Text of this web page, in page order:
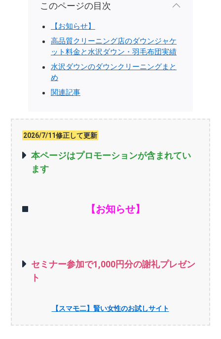
このページの目次
【お知らせ】
高品質クリーニング店のダウンジャケ
ット料金と水沢ダウン・羽毛布団実績
水沢ダウンのダウンクリーニングまと
め
関連記事
2026/7/11修正して更新
本ページはプロモーションが含まれてい
ます
【お知らせ】
セミナー参加で1,000円分の謝礼プレゼン
ト
【スマモ二】賢い女性のお試しサイト